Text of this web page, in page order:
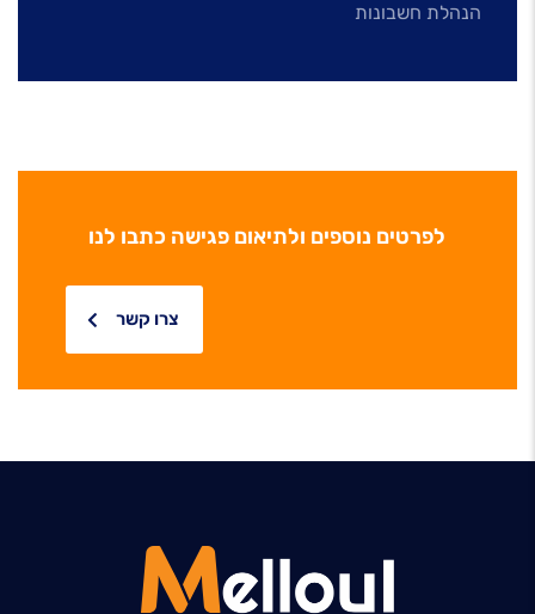
הנהלת חשבונות
לפרטים נוספים ולתיאום פגישה כתבו לנו
צרו קשר